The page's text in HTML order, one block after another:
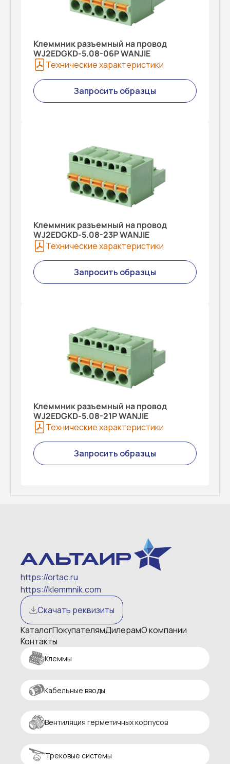
Клеммник разъемный на провод
WJ2EDGKD-5.08-06P WANJIE
Технические характеристики
Запросить образцы
Клеммник разъемный на провод
WJ2EDGKD-5.08-23P WANJIE
Технические характеристики
Запросить образцы
Клеммник разъемный на провод
WJ2EDGKD-5.08-21P WANJIE
Технические характеристики
Запросить образцы
https://ortac.ru
https://klemmnik.com
Скачать реквизиты
КаталогПокупателямДилерамО компании
Контакты
Клеммы
Кабельные вводы
Вентиляция герметичных корпусов
Трековые системы